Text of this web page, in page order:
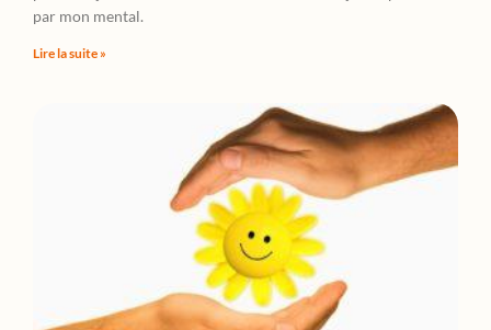
par mon mental.
Lire la suite »